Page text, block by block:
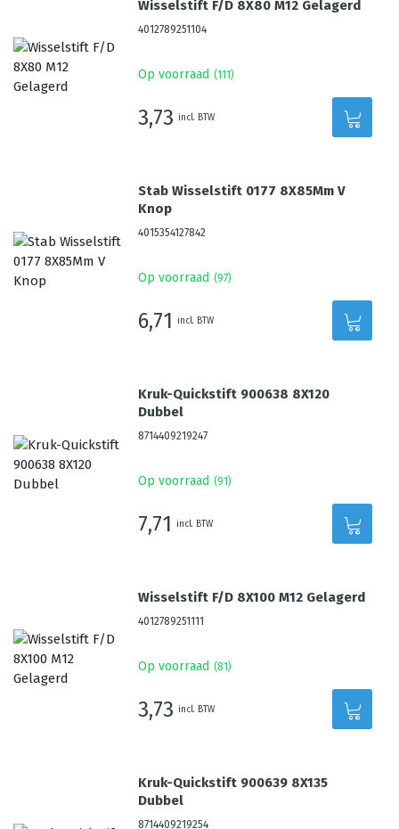
Wisselstift F/D 8X80 M12 Gelagerd
4012789251104
Op voorraad (111 )
3,73 incl. BTW
Stab Wisselstift 0177 8X85Mm V
Knop
4015354127842
Op voorraad (97)
6,71 incl. BTW
Kruk-Quickstift 900638 8X120
Dubbel
8714409219247
Op voorraad (91 )
7,71 incl. BTW
Wisselstift F/D 8X100 M12 Gelagerd
4012789251111
Op voorraad (81 )
3,73 incl. BTW
Kruk-Quickstift 900639 8X135
Dubbel
8714409219254